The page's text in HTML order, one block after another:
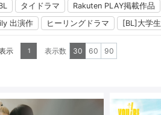
タイドラマ Rakuten PLAY掲載作品
出演作 ヒーリングドラマ [BL]大学生
示 1 表示数 30 60 90